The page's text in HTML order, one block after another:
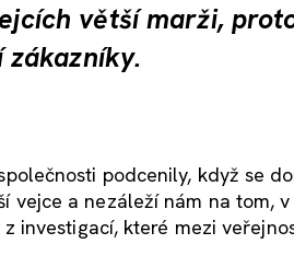
větší marži,
podcenily, když se
vejce a nezáleží nám na tom,
investigací, které mezi